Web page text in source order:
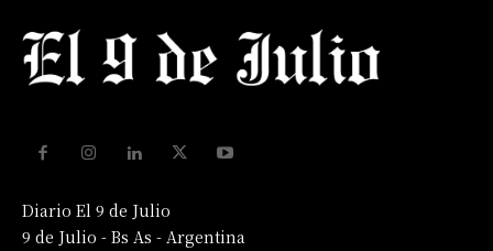
Diario El 9 de Julio
9 de Julio - Bs As - Argentina